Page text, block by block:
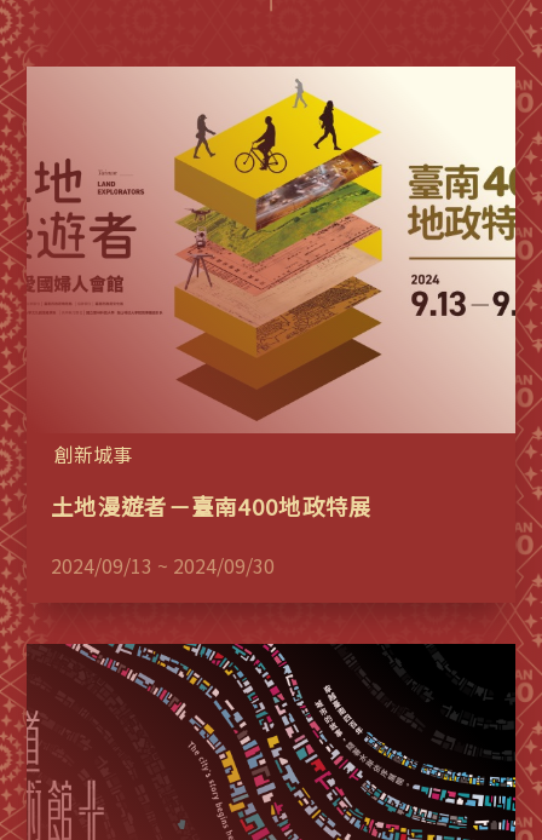
創新城事
土地漫遊者－臺南400地政特展
2024/09/13 ~ 2024/09/30